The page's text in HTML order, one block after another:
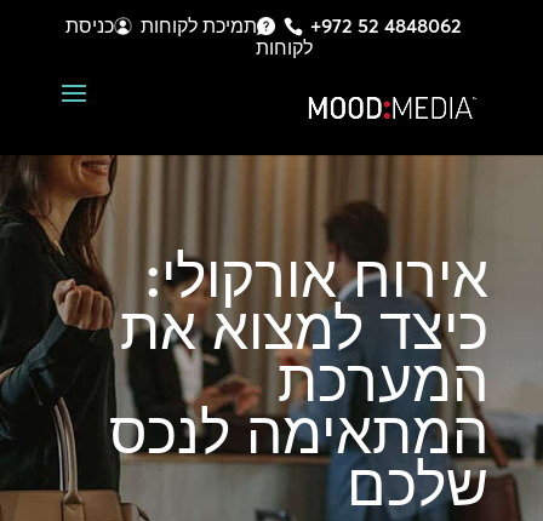
+972 52 4848062 תמיכת לקוחות
כניסת
לקוחות
אירוח אורקולי:
כיצד למצוא את
המערכת
המתאימה לנכס
שלכם